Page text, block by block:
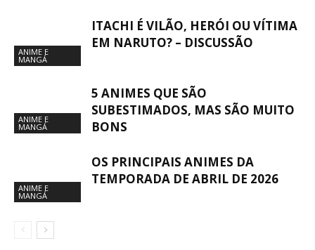
ANIME E
MANGÁ
ITACHI É VILÃO, HERÓI OU VÍTIMA
EM NARUTO? – DISCUSSÃO
ANIME E
MANGÁ
5 ANIMES QUE SÃO
SUBESTIMADOS, MAS SÃO MUITO
BONS
ANIME E
MANGÁ
OS PRINCIPAIS ANIMES DA
TEMPORADA DE ABRIL DE 2026